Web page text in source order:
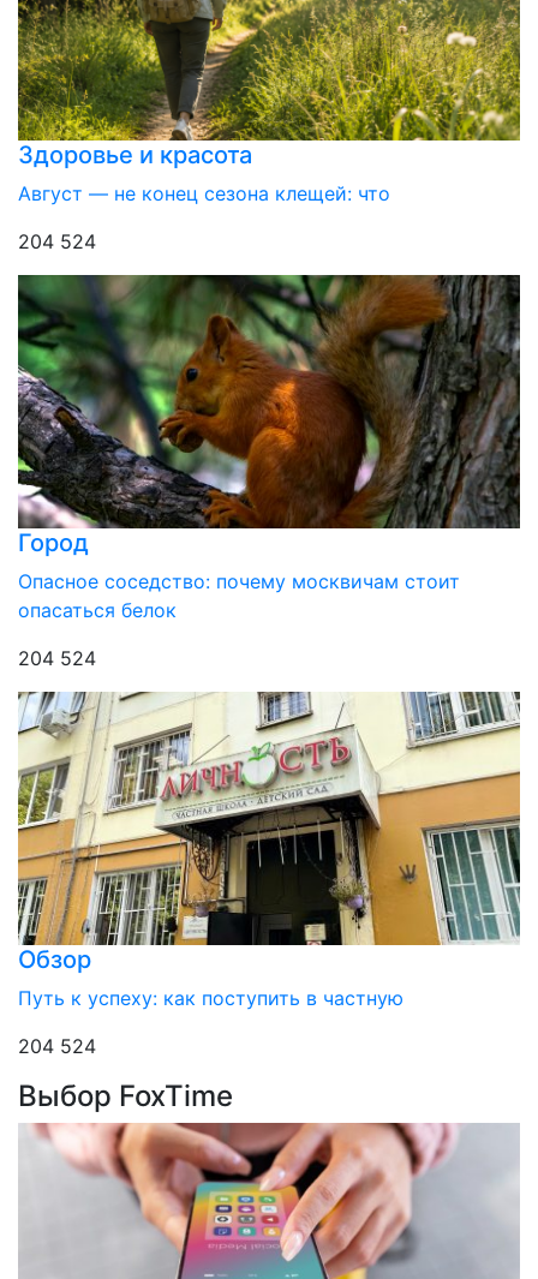
Здоровье и красота
Август — не конец сезона клещей: что
204 524
Город
Опасное соседство: почему москвичам стоит
опасаться белок
204 524
Обзор
Путь к успеху: как поступить в частную
204 524
Выбор FoxTime